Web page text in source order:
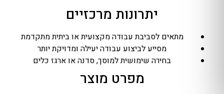
יתרונות מרכזיים
מתאים לסביבת עבודה מקצועית או ביתית מתקדמת
מסייע לביצוע עבודה יעילה ומדויקת יותר
בחירה שימושית למוסך, סדנה או ארגז כלים
מפרט מוצר